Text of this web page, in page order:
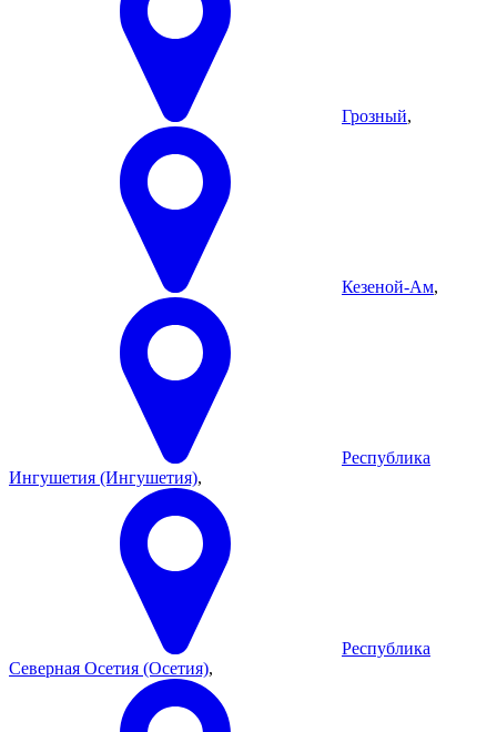
Грозный,
Кезеной-Ам,
Республика
Ингушетия (Ингушетия),
Республика
Северная Осетия (Осетия),